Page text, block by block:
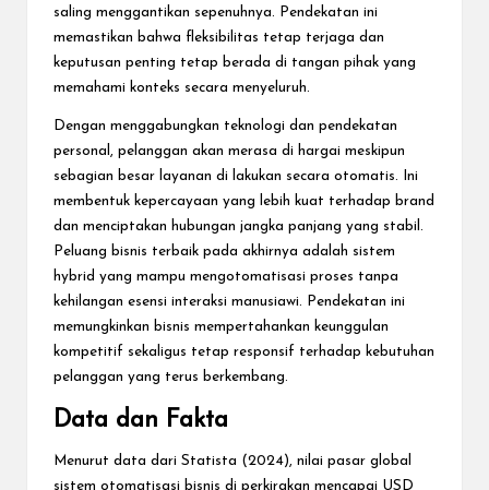
saling menggantikan sepenuhnya. Pendekatan ini
memastikan bahwa fleksibilitas tetap terjaga dan
keputusan penting tetap berada di tangan pihak yang
memahami konteks secara menyeluruh.
Dengan menggabungkan teknologi dan pendekatan
personal, pelanggan akan merasa di hargai meskipun
sebagian besar layanan di lakukan secara otomatis. Ini
membentuk kepercayaan yang lebih kuat terhadap brand
dan menciptakan hubungan jangka panjang yang stabil.
Peluang bisnis terbaik pada akhirnya adalah sistem
hybrid yang mampu mengotomatisasi proses tanpa
kehilangan esensi interaksi manusiawi. Pendekatan ini
memungkinkan bisnis mempertahankan keunggulan
kompetitif sekaligus tetap responsif terhadap kebutuhan
pelanggan yang terus berkembang.
Data dan Fakta
Menurut data dari Statista (2024), nilai pasar global
sistem otomatisasi bisnis di perkirakan mencapai USD